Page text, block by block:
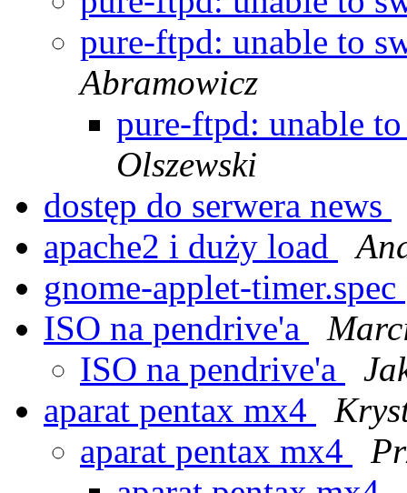
pure-ftpd: unable to
Abramowicz
pure-ftpd: unable
Olszewski
dostęp do serwera news
apache2 i duży load
gnome-applet-timer.spec
ISO na pendrive'a
ISO na pendrive'a
aparat pentax mx4
aparat pentax mx4